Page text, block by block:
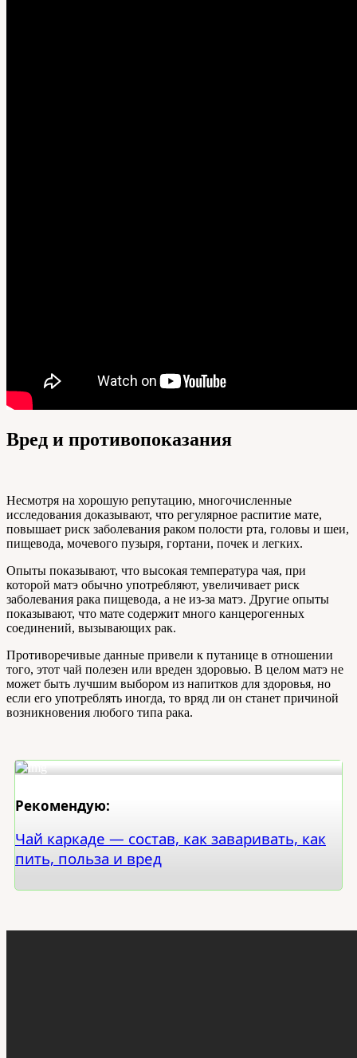
Вред и противопоказания
Несмотря на хорошую репутацию, многочисленные
исследования доказывают, что регулярное распитие мате,
повышает риск заболевания раком полости рта, головы и шеи,
пищевода, мочевого пузыря, гортани, почек и легких.
Опыты показывают, что высокая температура чая, при
которой матэ обычно употребляют, увеличивает риск
заболевания рака пищевода, а не из-за матэ. Другие опыты
показывают, что мате содержит много канцерогенных
соединений, вызывающих рак.
Противоречивые данные привели к путанице в отношении
того, этот чай полезен или вреден здоровью. В целом матэ не
может быть лучшим выбором из напитков для здоровья, но
если его употреблять иногда, то вряд ли он станет причиной
возникновения любого типа рака.
Рекомендую:
Чай каркаде — состав, как заваривать, как
пить, польза и вред